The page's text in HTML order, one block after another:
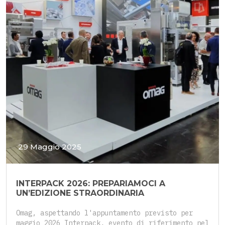
29 Maggio 2025
INTERPACK 2026: PREPARIAMOCI A
UN’EDIZIONE STRAORDINARIA
Omag, aspettando l'appuntamento previsto per
maggio 2026 Interpack, evento di riferimento nel